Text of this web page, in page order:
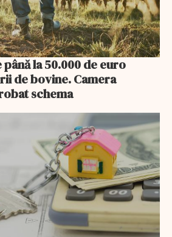
la 50.000 de euro
de bovine. Camera
schema